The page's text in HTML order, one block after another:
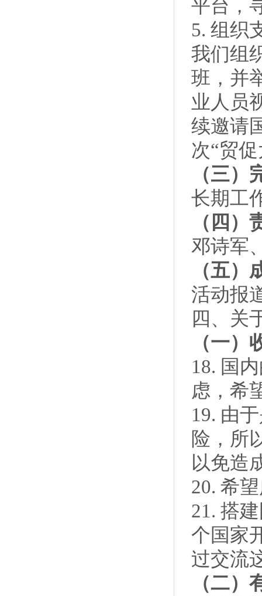
平台，
5. 组织
我们组
班，并
业人员
续邀请
次“贸
（三）
长期工
（四）
邓诗军
（五）
活动报
四、关
（一）
18. 国
虑，希
19. 由
险，所
以免造
20. 希
21. 搭
个国家
过交流
（二